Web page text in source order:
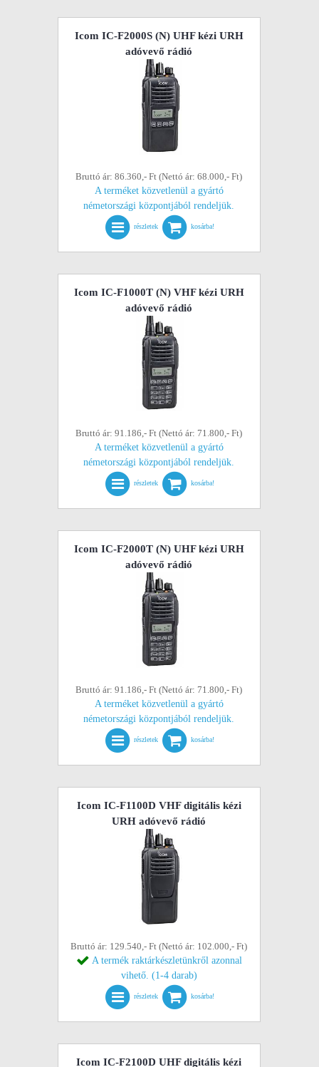
Icom IC-F2000S (N) UHF kézi URH
adóvevő rádió
Bruttó ár: 86.360,- Ft (Nettó ár: 68.000,- Ft)
A terméket közvetlenül a gyártó
németországi központjából rendeljük.
részletek kosárba!
Icom IC-F1000T (N) VHF kézi URH
adóvevő rádió
Bruttó ár: 91.186,- Ft (Nettó ár: 71.800,- Ft)
A terméket közvetlenül a gyártó
németországi központjából rendeljük.
részletek kosárba!
Icom IC-F2000T (N) UHF kézi URH
adóvevő rádió
Bruttó ár: 91.186,- Ft (Nettó ár: 71.800,- Ft)
A terméket közvetlenül a gyártó
németországi központjából rendeljük.
részletek kosárba!
Icom IC-F1100D VHF digitális kézi
URH adóvevő rádió
Bruttó ár: 129.540,- Ft (Nettó ár: 102.000,- Ft)
A termék raktárkészletünkről azonnal
vihető. (1-4 darab)
részletek kosárba!
Icom IC-F2100D UHF digitális kézi